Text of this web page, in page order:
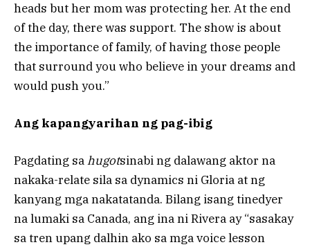
heads but her mom was protecting her. At the end
of the day, there was support. The show is about
the importance of family, of having those people
that surround you who believe in your dreams and
would push you.”
Ang kapangyarihan ng pag-ibig
Pagdating sahugotsinabi ng dalawang aktor na
nakaka-relate sila sa dynamics ni Gloria at ng
kanyang mga nakatatanda. Bilang isang tinedyer
na lumaki sa Canada, ang ina ni Rivera ay “sasakay
sa tren upang dalhin ako sa mga voice lesson